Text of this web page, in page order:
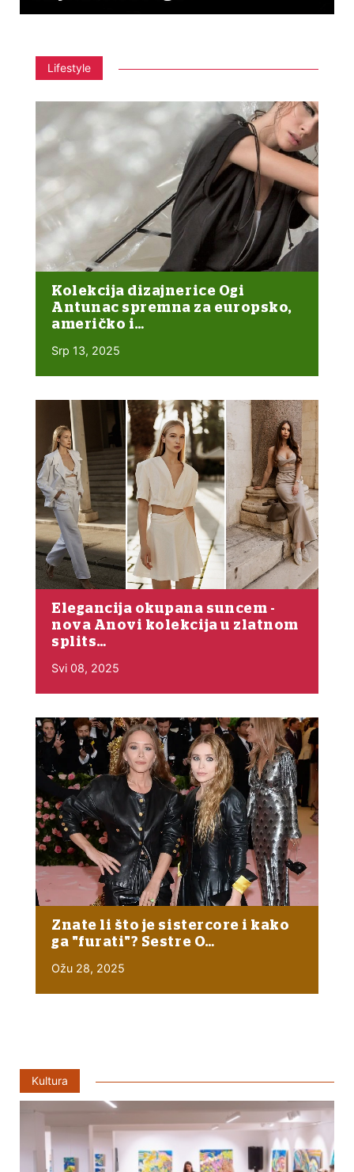
Lifestyle
Kolekcija dizajnerice Ogi
Antunac spremna za europsko,
američko i…
Srp 13, 2025
Elegancija okupana suncem -
nova Anovi kolekcija u zlatnom
splits…
Svi 08, 2025
Znate li što je sistercore i kako
ga "furati"? Sestre O…
Ožu 28, 2025
Kultura